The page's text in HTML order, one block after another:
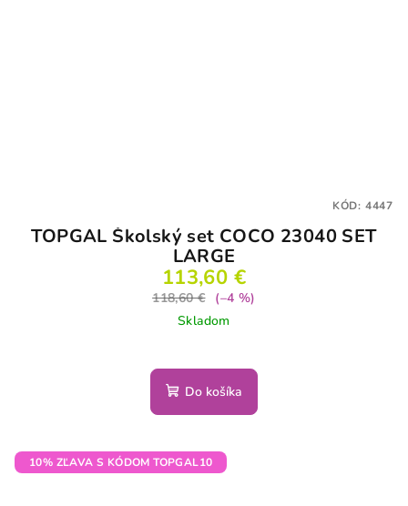
TOPGAL Školský set COCO 23040 SET
LARGE
113,60 €
118,60 €
(–4 %)
Skladom
Do košíka
KÓD: 4447
10% ZĽAVA S KÓDOM TOPGAL10